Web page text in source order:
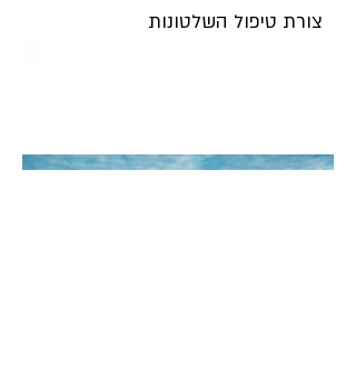
צורת טיפול השלטונות